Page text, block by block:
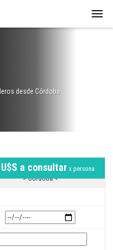
desde Córdoba
a consultar x persona
> Córdoba <